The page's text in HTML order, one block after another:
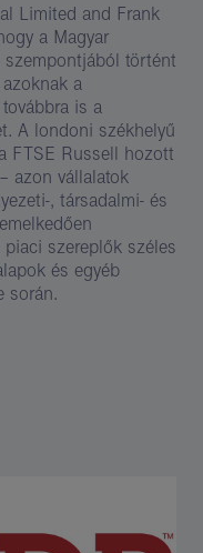
Limited and Frank
a Magyar
történt
a
is a
A londoni székhelyű
FTSE Russell hozott
azon vállalatok
, társadalmi- és
szereplők széles
és egyéb
során.